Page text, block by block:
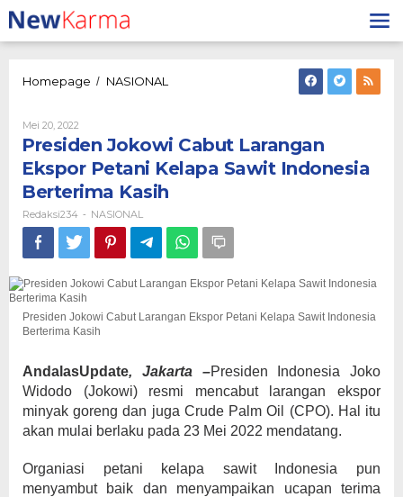
Lewati
ke
konten
Homepage / NASIONAL
Ekspor
Petani
Kelapa
Sawit
Berterima
Kasih
Mei 20, 2022
Redaksi234
Presiden Jokowi Cabut Larangan
Ekspor Petani Kelapa Sawit Indonesia
Berterima Kasih
Redaksi234 - NASIONAL
Presiden Jokowi Cabut Larangan Ekspor Petani Kelapa Sawit Indonesia
Berterima Kasih
AndalasUpdate, Jakarta –Presiden Indonesia Joko
Widodo (Jokowi) resmi mencabut larangan ekspor
minyak goreng dan juga Crude Palm Oil (CPO). Hal itu
akan mulai berlaku pada 23 Mei 2022 mendatang.
Organiasi petani kelapa sawit Indonesia pun
menyambut baik dan menyampaikan ucapan terima